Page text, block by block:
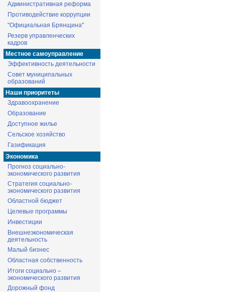
Административная реформа
Противодействие коррупции
"Официальная Брянщина"
Резерв управленческих
кадров
Местное самоуправление
Эффективность деятельности
Совет муниципальных
образований
Наши приоритеты
Здравоохранение
Образование
Доступное жилье
Сельское хозяйство
Газификация
Экономика
Прогноз социально-
экономического развития
Стратегия социально-
экономического развития
Областной бюджет
Целевые программы
Инвестиции
Внешнеэкономическая
деятельность
Малый бизнес
Областная собственность
Итоги социально –
экономического развития
Дорожный фонд